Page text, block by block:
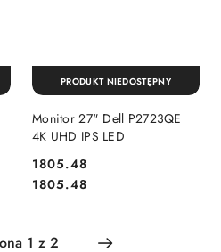
Monitor 27" Dell P2723QE
4K UHD IPS LED
Cena:
1805.48
Cena:
1805.48
PRODUKT NIEDOSTĘPNY